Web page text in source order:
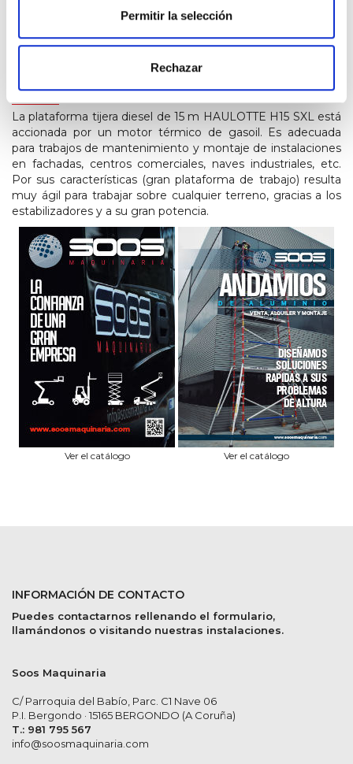
Permitir la selección
Rechazar
INFORMACIÓN
La plataforma tijera diesel de 15 m HAULOTTE H15 SXL está
accionada por un motor térmico de gasoil. Es adecuada
para trabajos de mantenimiento y montaje de instalaciones
en fachadas, centros comerciales, naves industriales, etc.
Por sus características (gran plataforma de trabajo) resulta
muy ágil para trabajar sobre cualquier terreno, gracias a los
estabilizadores y a su gran potencia.
Ver el catálogo Ver el catálogo
INFORMACIÓN DE CONTACTO
Puedes contactarnos rellenando el formulario,
llamándonos o visitando nuestras instalaciones.
Soos Maquinaria
C/ Parroquia del Babío, Parc. C1 Nave 06
P.I. Bergondo · 15165 BERGONDO (A Coruña)
T.: 981 795 567
info@soosmaquinaria.com